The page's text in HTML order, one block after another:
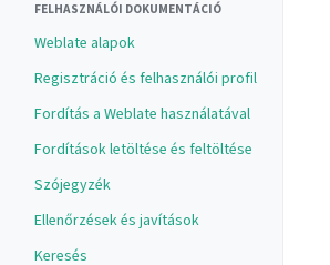
FELHASZNÁLÓI DOKUMENTÁCIÓ
Weblate alapok
Regisztráció és felhasználói profil
Fordítás a Weblate használatával
Fordítások letöltése és feltöltése
Szójegyzék
Ellenőrzések és javítások
Keresés